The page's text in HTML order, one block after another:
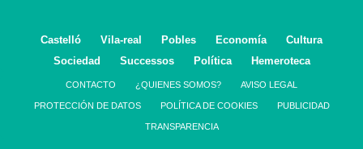
Castelló Vila-real Pobles Economía
Cultura
Sociedad
Successos Política Hemeroteca
CONTACTO ¿QUIENES SOMOS? AVISO LEGAL
PROTECCIÓN DE DATOS POLÍTICA DE COOKIES PUBLICIDAD
TRANSPARENCIA